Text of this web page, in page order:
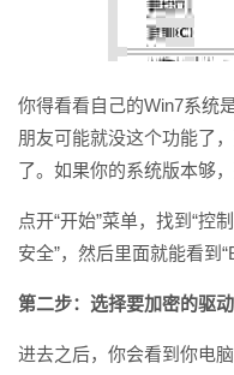
你得看看自己的Win7系统
朋友可能就没这个功能了
了。如果你的系统版本够，
点开“开始”菜单，找到“控
安全”，然后里面就能看到
第二步：选择要加密的驱
进去之后，你会看到你电